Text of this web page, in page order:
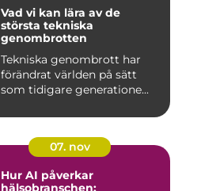
Vad vi kan lära av de
största tekniska
genombrotten
Tekniska genombrott har
förändrat världen på sätt
som tidigare generatione...
07. nov
Hur AI påverkar
hälsobranschen: